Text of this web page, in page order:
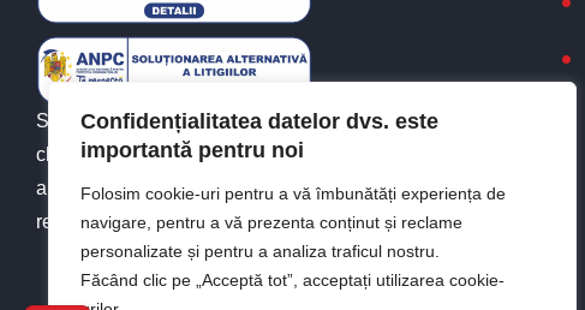
Confidențialitatea datelor dvs. este
importantă pentru noi
Folosim cookie-uri pentru a vă îmbunătăți experiența de
navigare, pentru a vă prezenta conținut și reclame
personalizate și pentru a analiza traficul nostru.
Făcând clic pe „Acceptă tot”, acceptați utilizarea cookie-
Since 2010, Levis Automobile has been by your side in
choosing the right utility vehicle. Experience, quality,
and solid recommendations of vans for sale. Simple and
reliable.